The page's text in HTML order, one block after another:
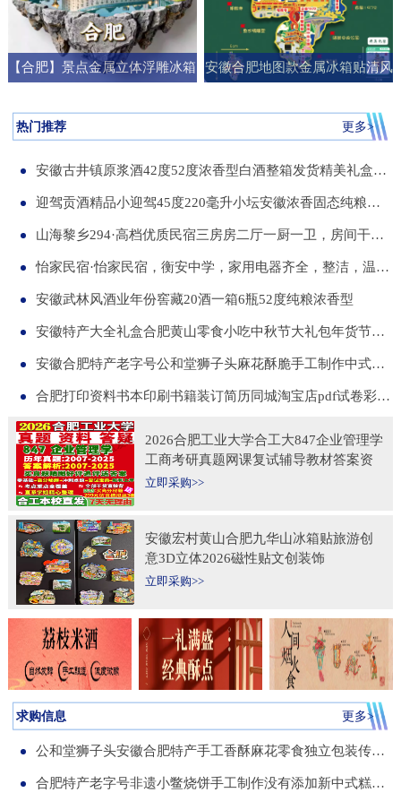
【合肥】景点金属立体浮雕冰箱 安徽合肥地图款金属冰箱贴清风
热门推荐 更多>
安徽古井镇原浆酒42度52度浓香型白酒整箱发货精美礼盒纯粮食白酒
迎驾贡酒精品小迎驾45度220毫升小坛安徽浓香固态纯粮酒整箱12瓶
山海黎乡294·高档优质民宿三房房二厅一厨一卫，房间干净整洁，可短住，可长租
怡家民宿·怡家民宿，衡安中学，家用电器齐全，整洁，温馨，可短租，月租
安徽武林风酒业年份窖藏20酒一箱6瓶52度纯粮浓香型
安徽特产大全礼盒合肥黄山零食小吃中秋节大礼包年货节送伴手礼品
安徽合肥特产老字号公和堂狮子头麻花酥脆手工制作中式糕点伴手礼
合肥打印资料书本印刷书籍装订简历同城淘宝店pdf试卷彩色a34讲义
2026合肥工业大学合工大847企业管理学
工商考研真题网课复试辅导教材答案资
料考前冲刺押题预测三套卷3套题
立即采购>>
安徽宏村黄山合肥九华山冰箱贴旅游创
意3D立体2026磁性贴文创装饰
立即采购>>
求购信息 更多>
公和堂狮子头安徽合肥特产手工香酥麻花零食独立包装传统老式糕点
合肥特产老字号非遗小鳖烧饼手工制作没有添加新中式糕点伴手礼